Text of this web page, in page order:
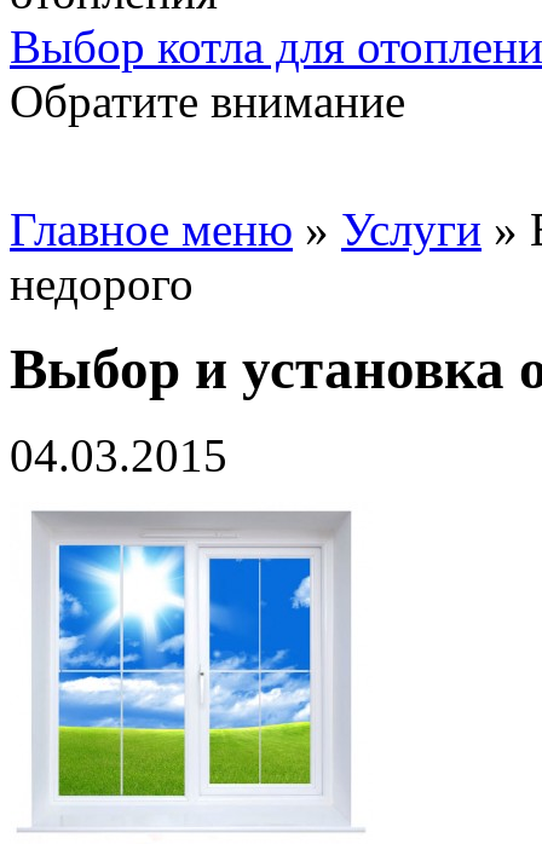
Выбор котла для
Обратите внимание
Главное меню » Услуги »
недорого
Выбор и установка
04.03.2015